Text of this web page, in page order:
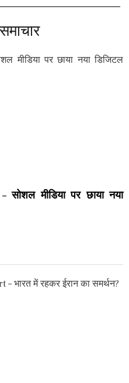
मीडिया पर छाया नया